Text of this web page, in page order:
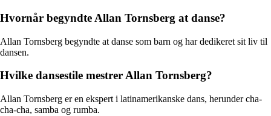
Hvornår begyndte Allan Tornsberg at danse?
Allan Tornsberg begyndte at danse som barn og har dedikeret sit liv til
dansen.
Hvilke dansestile mestrer Allan Tornsberg?
Allan Tornsberg er en ekspert i latinamerikanske dans, herunder cha-
cha-cha, samba og rumba.